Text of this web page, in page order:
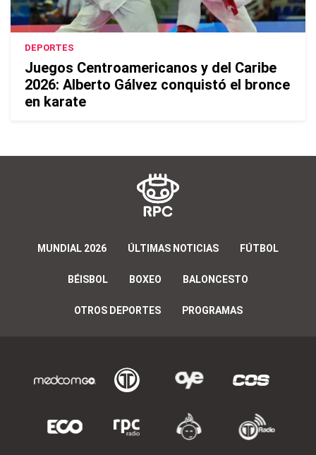
DEPORTES
Juegos Centroamericanos y del Caribe
2026: Alberto Gálvez conquistó el bronce
en karate
MUNDIAL 2026 ÚLTIMAS NOTICIAS FÚTBOL
BÉISBOL BOXEO BALONCESTO
OTROS DEPORTES PROGRAMAS